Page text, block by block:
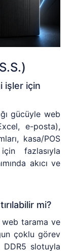
işler için
gücüyle web
e-posta),
kasa/POS
fazlasıyla
akıcı ve
mi?
web tarama ve
çoklu görev
slotuyla